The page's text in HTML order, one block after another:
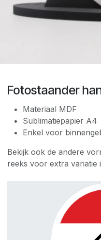
Fotostaander
Materiaal MDF
Sublimatiepapier A4
Enkel voor
Bekijk ook de andere
reeks voor extra variatie